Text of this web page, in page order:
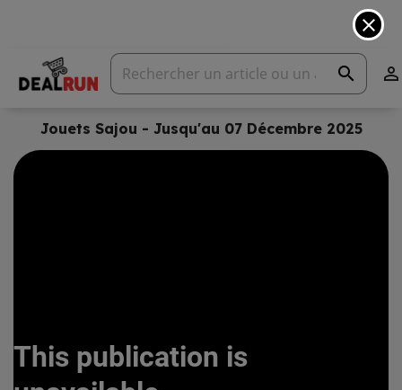
search 
close
Jouets Sajou - Jusqu'au 07 Décembre 2025